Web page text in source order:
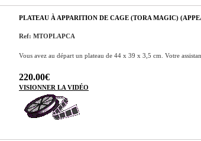
PLATEAU À APPARITION DE CAGE (TORA MAGIC)
Ref: MTOPLAPCA
Vous avez au départ un plateau de 44 x 39 x 3,5 cm. Votre
220.00€
VISIONNER LA VIDÉO